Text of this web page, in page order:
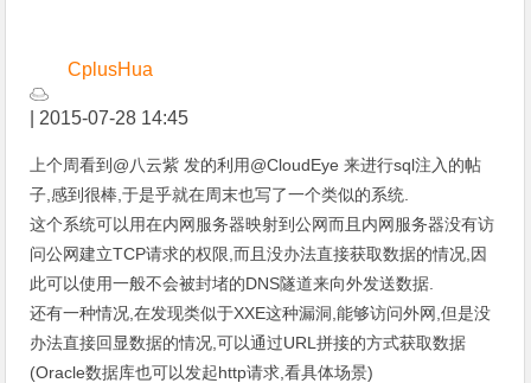
CplusHua
2015-07-28 14:45
上个周看到@八云紫 发的利用@CloudEye 来进行sql注入的帖
子,感到很棒,于是乎就在周末也写了一个类似的系统.
这个系统可以用在内网服务器映射到公网而且内网服务器没有访
问公网建立TCP请求的权限,而且没办法直接获取数据的情况,因
此可以使用一般不会被封堵的DNS隧道来向外发送数据.
还有一种情况,在发现类似于XXE这种漏洞,能够访问外网,但是没
办法直接回显数据的情况,可以通过URL拼接的方式获取数据
(Oracle数据库也可以发起http请求,看具体场景)